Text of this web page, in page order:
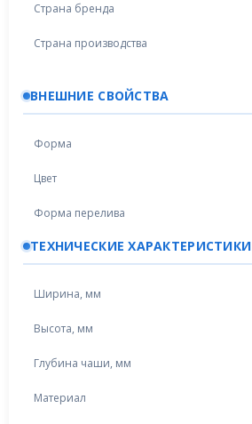
Страна бренда
Страна производства
ВНЕШНИЕ СВОЙСТВА
Форма
Цвет
Форма перелива
ТЕХНИЧЕСКИЕ ХАРАКТЕРИСТИКИ
Ширина, мм
Высота, мм
Глубина чаши, мм
Материал